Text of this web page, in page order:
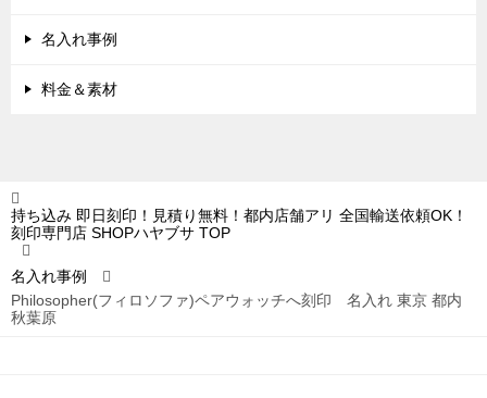
名入れ事例
料金＆素材
持ち込み 即日刻印！見積り無料！都内店舗アリ 全国輸送依頼OK！
刻印専門店 SHOPハヤブサ TOP
名入れ事例
Philosopher(フィロソファ)ペアウォッチへ刻印 名入れ 東京 都内
秋葉原